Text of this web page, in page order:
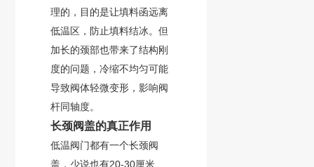
理的，目的是让填料函远离
低温区，防止填料结冰。但
加长的颈部也带来了结构刚
度的问题，冷缩不均匀可能
导致阀体轻微变形，影响阀
杆同轴度。
长颈阀盖的真正作用
低温阀门都有一个长颈阀
盖，少说也有20-30厘米